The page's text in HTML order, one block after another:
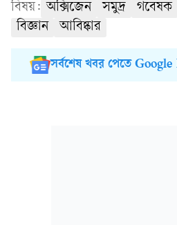
বিষয়: অক্সিজেন সমুদ্র গবেষক
বিজ্ঞান
আবিষ্কার
সর্বশেষ খবর পেতে